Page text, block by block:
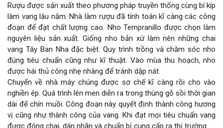
Rượu được sản xuất theo phương pháp truyền thống cùng bí kíp
làm vang lâu năm. Nhà làm rượu đã tính toán kĩ càng các công
đoạn để đạt chất lượng cao. Nho Tempranillo được chọn làm
nguyên liệu sản xuất. Giống nho bản xứ làm nên những chai
vang Tây Ban Nha đặc biệt. Quy trình trồng và chăm sóc nho
đúng tiêu chuẩn cũng như kĩ thuật. Vào mùa thu hoạch, nho
được hái thủ công nhẹ nhàng để tránh dập nát.
Chuyển về nhà máy chúng được sơ chế kĩ càng rồi cho vào
nghiền ép. Quá trình lên men diễn ra trong thùng gỗ sồi thời gian
dài để chín muồi. Công đoạn này quyết định thành công hương
vị cũng như thành công của vang. Khi đạt mọi tiêu chuẩn vang
được đóng chai, dán nhãn và chuẩn bị cung cấp ra thị trường.